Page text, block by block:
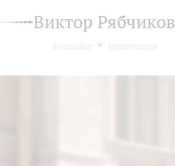
Виктор Рябчиков
Биография Мероприятия